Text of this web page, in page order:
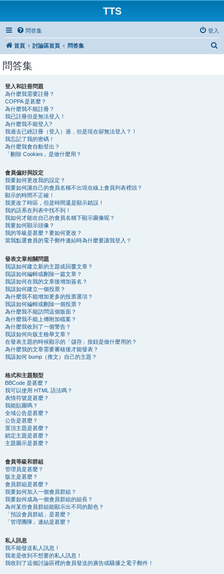
TTS
問答集 登入
首頁 討論區首頁 問答集
問答集
登入和註冊問題
為什麼我需要註冊？
COPPA 是甚麼？
為什麼我不能註冊？
我已註冊但是無法登入！
為什麼我不能登入?
我過去已經註冊（登入）過，但是現在卻無法登入？！
我忘記了我的密碼！
為什麼我會自動登出？
「刪除 Cookies」是做什麼用？
會員偏好與設定
我要如何更改我的設定？
我要如何讓自己的會員名稱不出現在線上會員列表裡頭？
顯示的時間不正確！
我更改了時區，但是時間還是顯示錯誤！
我的語系在列表中找不到！
我如何才能在自己的會員名稱下顯示圖像呢？
我要如何顯示頭像？
我的等級是甚麼？要如何更改？
當我點選會員的電子郵件連結時為什麼要讓我登入？
發表文章相關問題
我該如何建立新的主題或回覆文章？
我該如何編輯或刪除一篇文章？
我該如何在我的文章後增加簽名？
我該如何建立一個投票？
為什麼我不能增加更多的投票選項？
我該如何編輯或刪除一個投票？
為什麼我不能訪問這個版面？
為什麼我不能上傳附加檔案？
為什麼我收到了一個警告？
我該如何向版主檢舉文章？
在發表主題的時候顯示的「儲存」按鈕是做什麼用的？
為什麼我的文章需要審核後才能發表？
我該如何 bump（推文）自己的主題？
格式和主題類型
BBCode 是甚麼？
我可以使用 HTML 語法嗎？
表情符號是甚麼？
我能貼圖嗎？
全域公告是甚麼？
公告是甚麼？
置頂主題是甚麼？
鎖定主題是甚麼？
主題圖示是甚麼？
會員等級和群組
管理員是甚麼？
版主是甚麼？
會員群組是甚麼？
我要如何加入一個會員群組？
我要如何成為一個會員群組的組長？
為何某些會員群組能顯示出不同的顏色？
「預設會員群組」是甚麼？
「管理團隊」連結是甚麼？
私人訊息
我不能發送私人訊息！
我老是收到不想要的私人訊息！
我收到了這個討論區裡的會員發送的廣告或騷擾之電子郵件！